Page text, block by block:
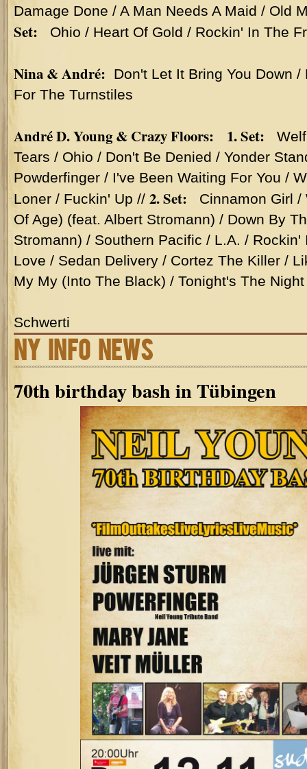
Damage Done / A Man Needs A Maid / Old
Set: Ohio / Heart Of Gold / Rockin' In The
Nina & André: Don't Let It Bring You Down
For The Turnstiles
André D. Young & Crazy Floors: 1. Set:
Tears / Ohio / Don't Be Denied / Yonder
Powderfinger / I've Been Waiting For You /
Loner / Fuckin' Up // 2. Set: Cinnamon Girl /
Of Age) (feat. Albert Stromann) / Down By
Stromann) / Southern Pacific / L.A. /
Love / Sedan Delivery / Cortez The Killer /
My My (Into The Black) / Tonight's The Night
Schwerti
NY INFO NEWS
70th birthday bash in Tübingen